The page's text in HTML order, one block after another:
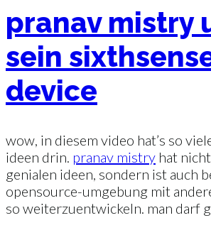
pranav mistry
sein
device
wow, in diesem video hat’s so
ideen drin. pranav mistry hat
genialen ideen, sondern ist auch
opensource-umgebung mit
so weiterzuentwickeln. man darf